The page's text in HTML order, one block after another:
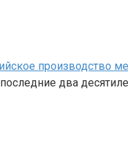
производство
два